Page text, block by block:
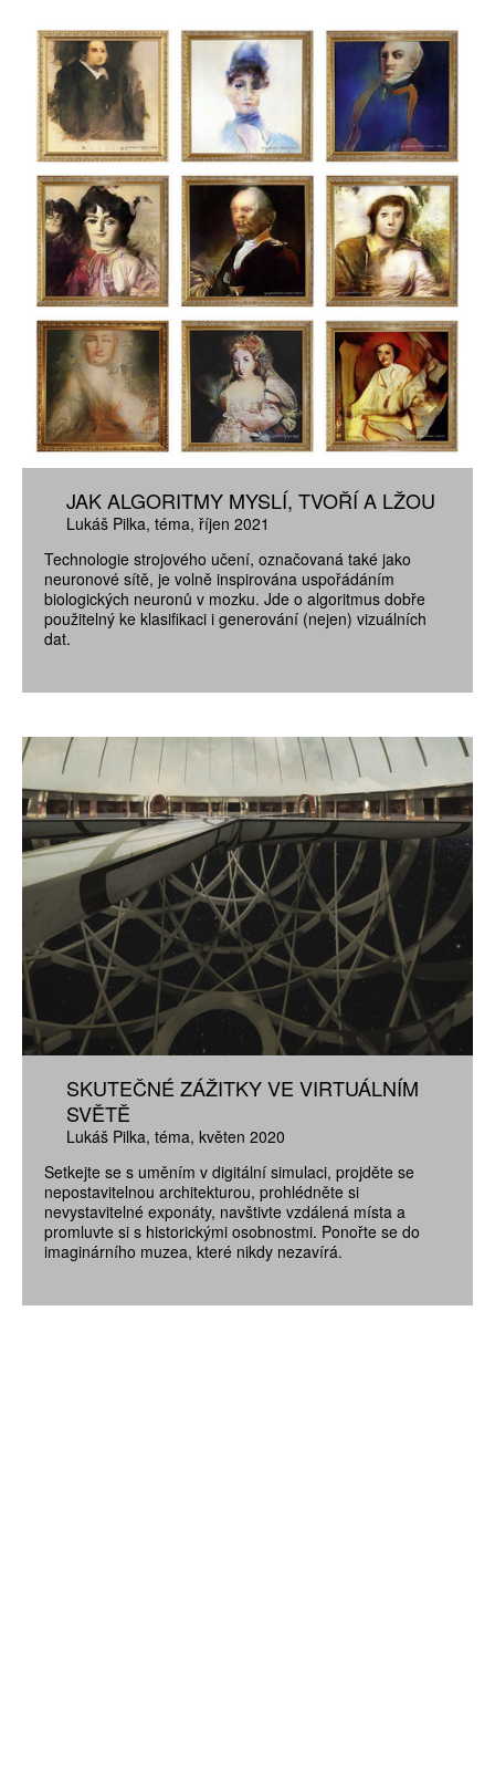
JAK ALGORITMY MYSLÍ, TVOŘÍ A LŽOU
Lukáš Pilka téma říjen 2021
Technologie strojového učení, označovaná také jako
neuronové sítě, je volně inspirována uspořádáním
biologických neuronů v mozku. Jde o algoritmus dobře
použitelný ke klasifikaci i generování (nejen) vizuálních
dat.
SKUTEČNÉ ZÁŽITKY VE VIRTUÁLNÍM
SVĚTĚ
Lukáš Pilka téma květen 2020
Setkejte se s uměním v digitální simulaci, projděte se
nepostavitelnou architekturou, prohlédněte si
nevystavitelné exponáty, navštivte vzdálená místa a
promluvte si s historickými osobnostmi. Ponořte se do
imaginárního muzea, které nikdy nezavírá.